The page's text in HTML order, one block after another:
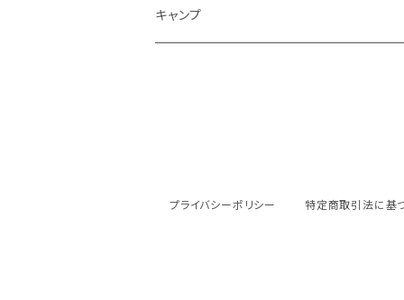
キャンプ
プライバシーポリシー 特定商取引法に基